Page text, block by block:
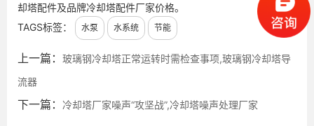
却塔配件及品牌冷却塔配件厂家价格。
TAGS标签：
水泵 水系统 节能
上一篇： 玻璃钢冷却塔正常运转时需检查事项,玻璃钢冷却塔导
流器
下一篇： 冷却塔厂家噪声“攻坚战”,冷却塔噪声处理厂家